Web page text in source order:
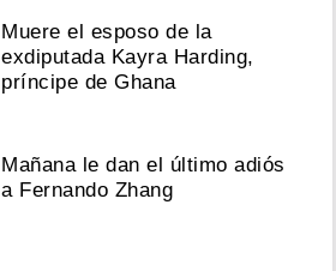
Muere el esposo de la
exdiputada Kayra Harding,
príncipe de Ghana
Mañana le dan el último adiós
a Fernando Zhang